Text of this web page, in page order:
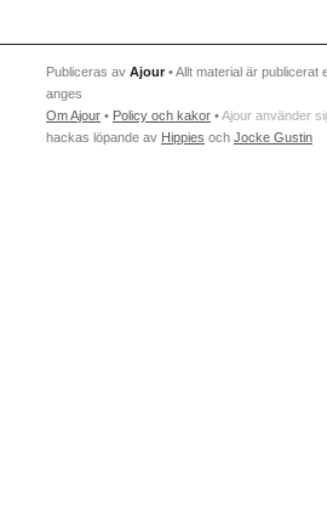
Publiceras av Ajour • Allt material är publicerat
anges
Om Ajour • Policy och kakor •Ajour använder
hackas löpande av Hippies och Jocke Gustin